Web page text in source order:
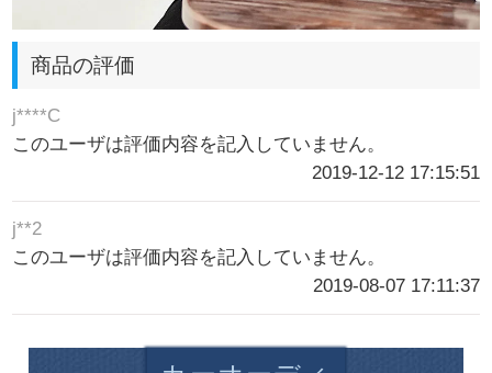
商品の評価
j****C
このユーザは評価内容を記入していません。
2019-12-12 17:15:51
j**2
このユーザは評価内容を記入していません。
2019-08-07 17:11:37